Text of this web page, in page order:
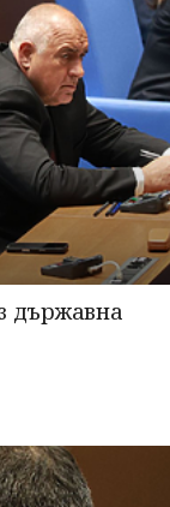
държавна